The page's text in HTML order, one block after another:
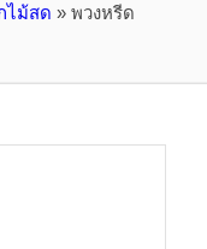
ไม้สด » พวงหรีด